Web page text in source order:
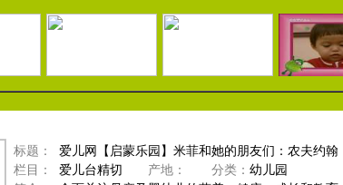
标题：
爱儿网【启蒙乐园】米菲和她的朋友们：农夫约翰
栏目：
爱儿台精切 产地： 分类： 幼儿园